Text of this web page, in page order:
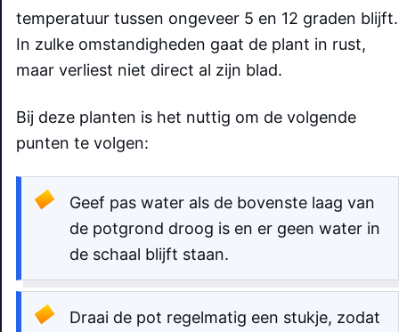
temperatuur tussen ongeveer 5 en 12 graden blijft.
In zulke omstandigheden gaat de plant in rust,
maar verliest niet direct al zijn blad.
Bij deze planten is het nuttig om de volgende
punten te volgen:
Geef pas water als de bovenste laag van
de potgrond droog is en er geen water in
de schaal blijft staan.
Draai de pot regelmatig een stukje, zodat